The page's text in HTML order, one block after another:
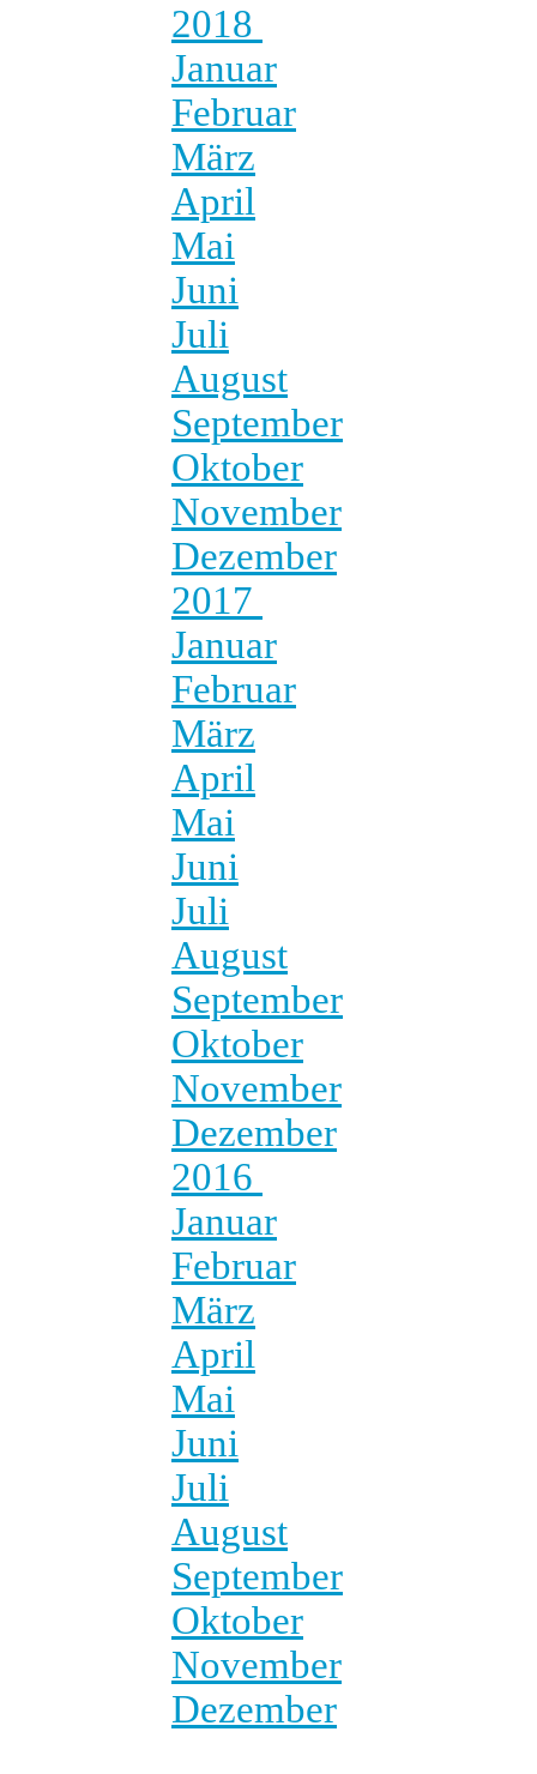
2018
Januar
Februar
März
April
Mai
Juni
Juli
August
September
Oktober
November
Dezember
2017
Januar
Februar
März
April
Mai
Juni
Juli
August
September
Oktober
November
Dezember
2016
Januar
Februar
März
April
Mai
Juni
Juli
August
September
Oktober
November
Dezember